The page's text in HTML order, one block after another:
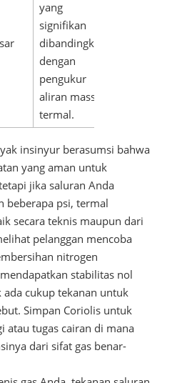
yang
signifikan
dibandingkan
dengan
pengukur
aliran massa
termal.
insinyur berasumsi bahwa
yang aman untuk
jika saluran Anda
beberapa psi, termal
secara teknis maupun dari
pelanggan mencoba
nitrogen
stabilitas nol
cukup tekanan untuk
Simpan Coriolis untuk
atau tugas cairan di mana
dari sifat gas benar-